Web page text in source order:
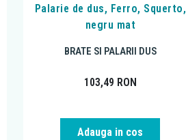
Palarie de dus, Ferro, Squerto,
negru mat
BRATE SI PALARII DUS
103,49 RON
Adauga in cos